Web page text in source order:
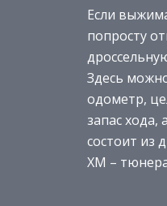
Если
попросту
Здесь
одометр,
запас хода,
состоит из
XM –